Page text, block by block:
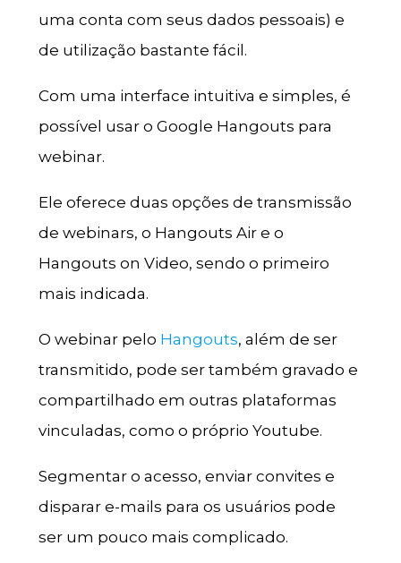
uma conta com seus dados pessoais) e
de utilização bastante fácil.
Com uma interface intuitiva e simples, é
possível usar o Google Hangouts para
webinar.
Ele oferece duas opções de transmissão
de webinars, o Hangouts Air e o
Hangouts on Video, sendo o primeiro
mais indicada.
O webinar pelo Hangouts, além de ser
transmitido, pode ser também gravado e
compartilhado em outras plataformas
vinculadas, como o próprio Youtube.
Segmentar o acesso, enviar convites e
disparar e-mails para os usuários pode
ser um pouco mais complicado.